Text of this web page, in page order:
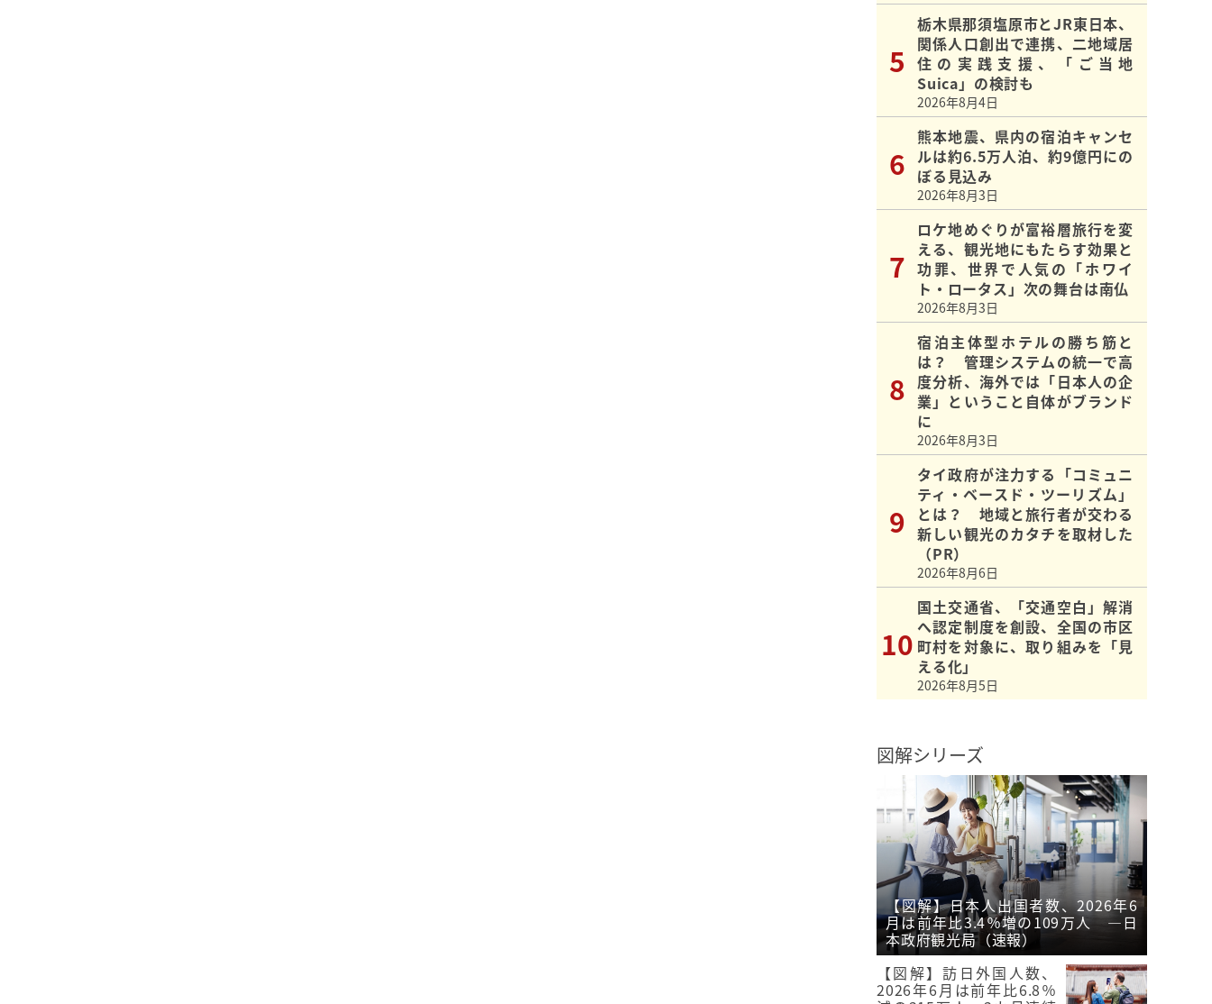
栃木県那須塩原市とJR東日本、
関係人口創出で連携、二地域居
住の実践支援、「ご当地
Suica」の検討も
2026年8月4日
熊本地震、県内の宿泊キャンセ
ルは約6.5万人泊、約9億円にの
ぼる見込み
2026年8月3日
ロケ地めぐりが富裕層旅行を変
える、観光地にもたらす効果と
功罪、世界で人気の「ホワイ
ト・ロータス」次の舞台は南仏
2026年8月3日
宿泊主体型ホテルの勝ち筋と
は？ 管理システムの統一で高
度分析、海外では「日本人の企
業」ということ自体がブランド
に
2026年8月3日
タイ政府が注力する「コミュニ
ティ・ベースド・ツーリズム」
とは？ 地域と旅行者が交わる
新しい観光のカタチを取材した
（PR）
2026年8月6日
国土交通省、「交通空白」解消
へ認定制度を創設、全国の市区
町村を対象に、取り組みを「見
える化」
2026年8月5日
図解シリーズ
【図解】日本人出国者数、2026年6
月は前年比3.4％増の109万人 ―日
本政府観光局（速報）
【図解】訪日外国人数、
2026年6月は前年比6.8％